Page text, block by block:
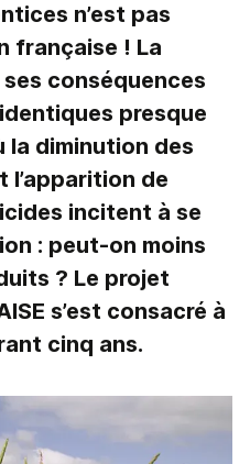
n’est pas
française ! La
conséquences
presque
la diminution des
l’apparition de
incitent à se
: peut-on moins
? Le projet
s’est consacré à
cinq ans.